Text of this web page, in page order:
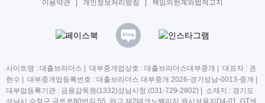
이용약관 개인정보처리방침 책임의한계와법적고지
사이트명 : 대출브라더스 | 대부중개업상호 : 대출브라더스대부중개 | 대표자 : 권
현수 | 대부중개업등록번호 : 대출브라더스 대부중개 2026-경기성남-0013-중개 |
대부업등록기관 : 금융감독원(1332)성남시청 (031-729-2802) | 소재지 : 경기도